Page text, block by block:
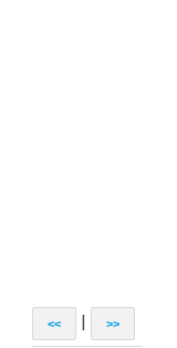
<< | >>